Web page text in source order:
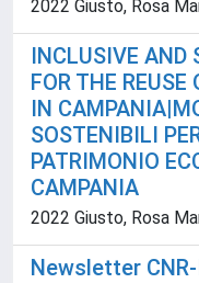
2022 Giusto, Rosa
INCLUSIVE
FOR THE
IN
SOSTENIBILI
PATRIMONIO
CAMPANIA
2022 Giusto, Rosa
Newsletter